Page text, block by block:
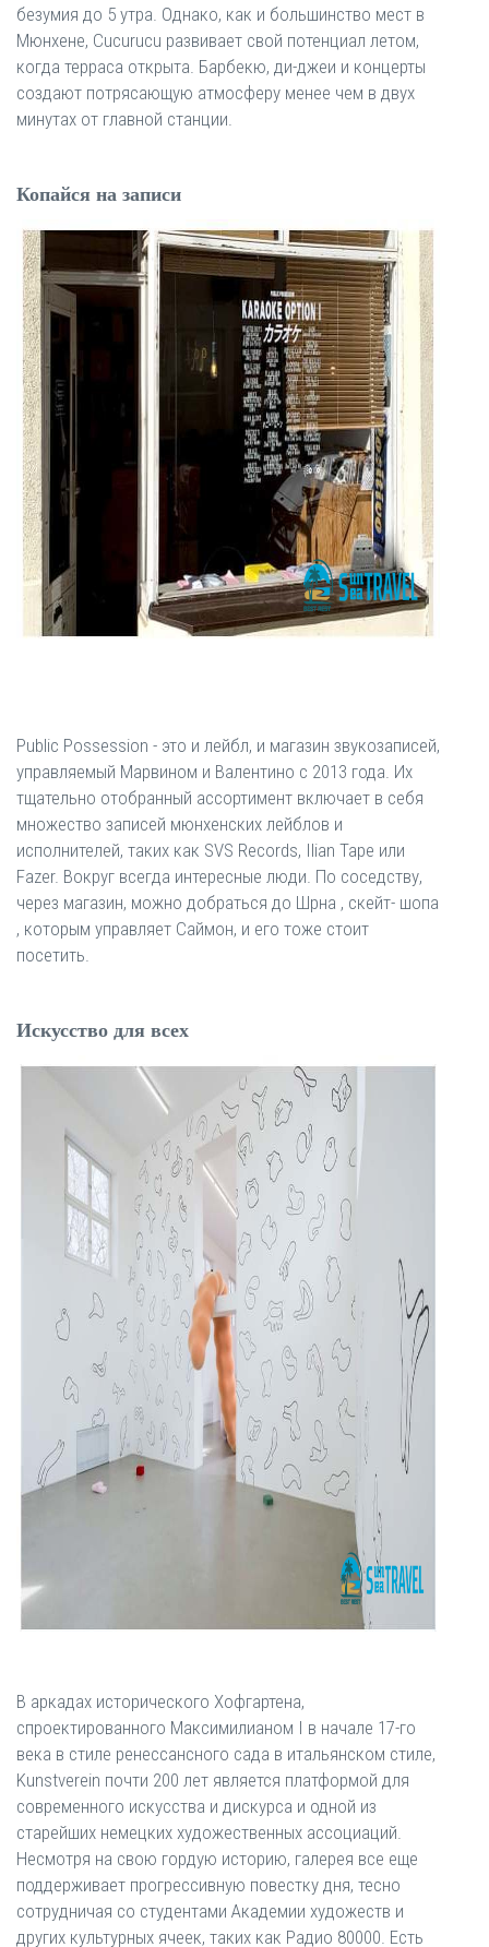
безумия до 5 утра. Однако, как и большинство мест в
Мюнхене, Cucurucu развивает свой потенциал летом,
когда терраса открыта. Барбекю, ди-джеи и концерты
создают потрясающую атмосферу менее чем в двух
минутах от главной станции.
Копайся на записи
Public Possession - это и лейбл, и магазин звукозаписей,
управляемый Марвином и Валентино с 2013 года. Их
тщательно отобранный ассортимент включает в себя
множество записей мюнхенских лейблов и
исполнителей, таких как SVS Records, Ilian Tape или
Fazer. Вокруг всегда интересные люди. По соседству,
через магазин, можно добраться до Шрна , скейт- шопа
, которым управляет Саймон, и его тоже стоит
посетить.
Искусство для всех
В аркадах исторического Хофгартена,
спроектированного Максимилианом I в начале 17-го
века в стиле ренессансного сада в итальянском стиле,
Kunstverein почти 200 лет является платформой для
современного искусства и дискурса и одной из
старейших немецких художественных ассоциаций.
Несмотря на свою гордую историю, галерея все еще
поддерживает прогрессивную повестку дня, тесно
сотрудничая со студентами Академии художеств и
других культурных ячеек, таких как Радио 80000. Есть